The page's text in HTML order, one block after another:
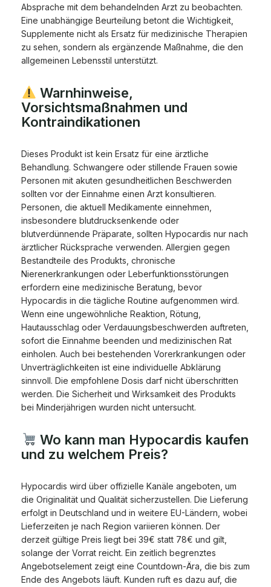
Absprache mit dem behandelnden Arzt zu beobachten.
Eine unabhängige Beurteilung betont die Wichtigkeit,
Supplemente nicht als Ersatz für medizinische Therapien
zu sehen, sondern als ergänzende Maßnahme, die den
allgemeinen Lebensstil unterstützt.
Warnhinweise,
Vorsichtsmaßnahmen und
Kontraindikationen
Dieses Produkt ist kein Ersatz für eine ärztliche
Behandlung. Schwangere oder stillende Frauen sowie
Personen mit akuten gesundheitlichen Beschwerden
sollten vor der Einnahme einen Arzt konsultieren.
Personen, die aktuell Medikamente einnehmen,
insbesondere blutdrucksenkende oder
blutverdünnende Präparate, sollten Hypocardis nur nach
ärztlicher Rücksprache verwenden. Allergien gegen
Bestandteile des Produkts, chronische
Nierenerkrankungen oder Leberfunktionsstörungen
erfordern eine medizinische Beratung, bevor
Hypocardis in die tägliche Routine aufgenommen wird.
Wenn eine ungewöhnliche Reaktion, Rötung,
Hautausschlag oder Verdauungsbeschwerden auftreten,
sofort die Einnahme beenden und medizinischen Rat
einholen. Auch bei bestehenden Vorerkrankungen oder
Unverträglichkeiten ist eine individuelle Abklärung
sinnvoll. Die empfohlene Dosis darf nicht überschritten
werden. Die Sicherheit und Wirksamkeit des Produkts
bei Minderjährigen wurden nicht untersucht.
Wo kann man Hypocardis kaufen
und zu welchem Preis?
Hypocardis wird über offizielle Kanäle angeboten, um
die Originalität und Qualität sicherzustellen. Die Lieferung
erfolgt in Deutschland und in weitere EU-Ländern, wobei
Lieferzeiten je nach Region variieren können. Der
derzeit gültige Preis liegt bei 39€ statt 78€ und gilt,
solange der Vorrat reicht. Ein zeitlich begrenztes
Angebotselement zeigt eine Countdown-Ära, die bis zum
Ende des Angebots läuft. Kunden ruft es dazu auf, die